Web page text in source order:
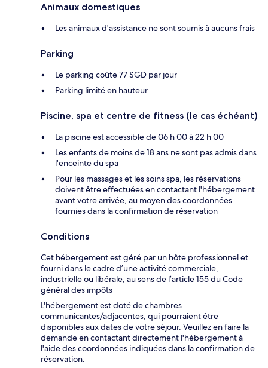
Animaux domestiques
Les animaux d'assistance ne sont soumis à aucuns frais
Parking
Le parking coûte 77 SGD par jour
Parking limité en hauteur
Piscine, spa et centre de fitness (le cas échéant)
La piscine est accessible de 06 h 00 à 22 h 00
Les enfants de moins de 18 ans ne sont pas admis dans
l'enceinte du spa
Pour les massages et les soins spa, les réservations
doivent être effectuées en contactant l'hébergement
avant votre arrivée, au moyen des coordonnées
fournies dans la confirmation de réservation
Conditions
Cet hébergement est géré par un hôte professionnel et
fourni dans le cadre d’une activité commerciale,
industrielle ou libérale, au sens de l’article 155 du Code
général des impôts
L'hébergement est doté de chambres
communicantes/adjacentes, qui pourraient être
disponibles aux dates de votre séjour. Veuillez en faire la
demande en contactant directement l'hébergement à
l'aide des coordonnées indiquées dans la confirmation de
réservation.